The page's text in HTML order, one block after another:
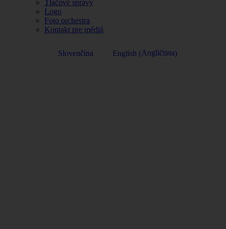
Tlačové správy
Logo
Foto orchestra
Kontakt pre médiá
Slovenčina English (Angličtina)